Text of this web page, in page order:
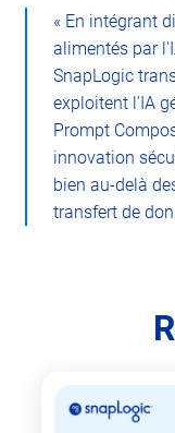
« En intégrant
alimentés par
SnapLogic
exploitent l'IA
Prompt
innovation
bien au-delà
transfert de